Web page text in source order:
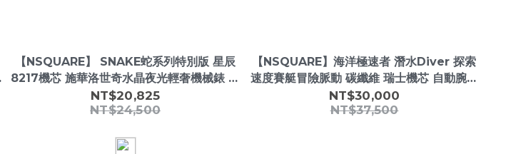
【NSQUARE】 SNAKE蛇系列特別版 星辰
8217機芯 施華洛世奇水晶夜光輕奢機械錶 彩
虹黑 N51.8-
NT$20,825
NT$24,500
【NSQUARE】海洋極速者 潛水Diver 探索
速度賽艇冒險脈動 碳纖維 瑞士機芯 自動腕錶
蒼翠藍 G0475-
NT$30,000
NT$37,500